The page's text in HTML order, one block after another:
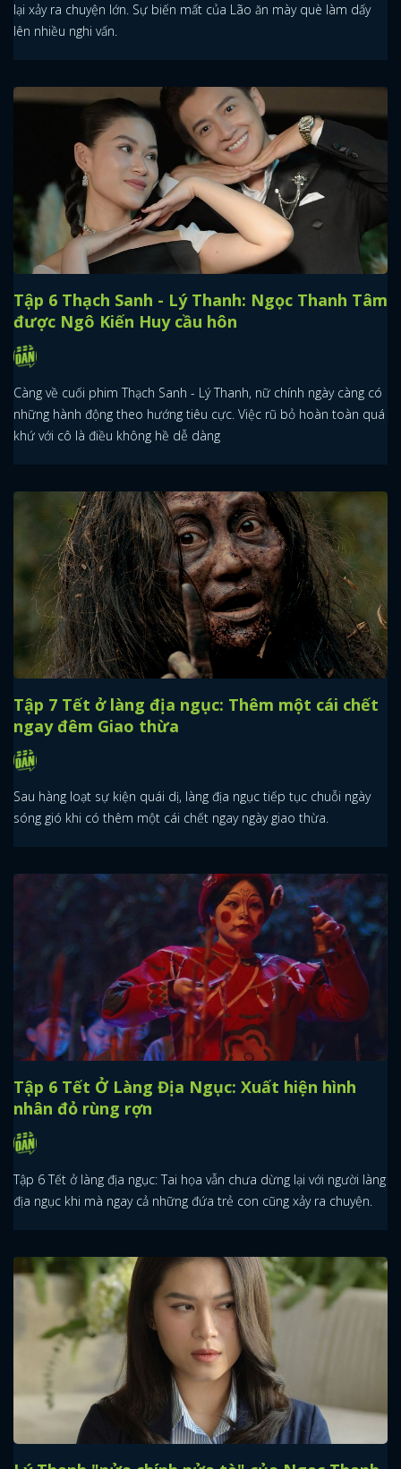
lại xảy ra chuyện lớn. Sự biến mất của Lão ăn mày què làm dấy
lên nhiều nghi vấn.
Tập 6 Thạch Sanh - Lý Thanh: Ngọc Thanh Tâm
được Ngô Kiến Huy cầu hôn
Càng về cuối phim Thạch Sanh - Lý Thanh, nữ chính ngày càng có
những hành động theo hướng tiêu cực. Việc rũ bỏ hoàn toàn quá
khứ với cô là điều không hề dễ dàng
Tập 7 Tết ở làng địa ngục: Thêm một cái chết
ngay đêm Giao thừa
Sau hàng loạt sự kiện quái dị, làng địa ngục tiếp tục chuỗi ngày
sóng gió khi có thêm một cái chết ngay ngày giao thừa.
Tập 6 Tết Ở Làng Địa Ngục: Xuất hiện hình
nhân đỏ rùng rợn
Tập 6 Tết ở làng địa ngục: Tai họa vẫn chưa dừng lại với người làng
địa ngục khi mà ngay cả những đứa trẻ con cũng xảy ra chuyện.